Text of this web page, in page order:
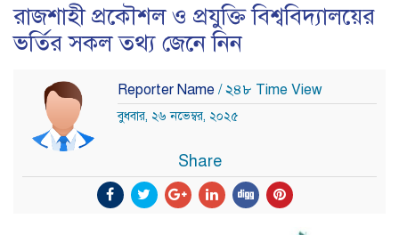
রাজশাহী প্রকৌশল ও প্রযুক্তি বিশ্ববিদ্যালয়ের
ভর্তির সকল তথ্য জেনে নিন
Reporter Name / ২৪৮ Time View
বুধবার, ২৬ নভেম্বর, ২০২৫
Share